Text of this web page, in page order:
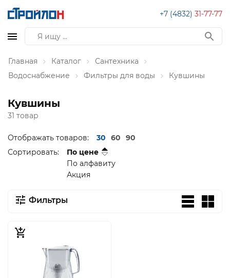
+7 (4832) 31-77-77
Главная Каталог
Сантехника
Водоснабжение
Фильтры для воды Кувшины
Кувшины
31 товар
Отображать товаров: 30 60
90
Сортировать:
По цене
По алфавиту
Акция
Фильтры